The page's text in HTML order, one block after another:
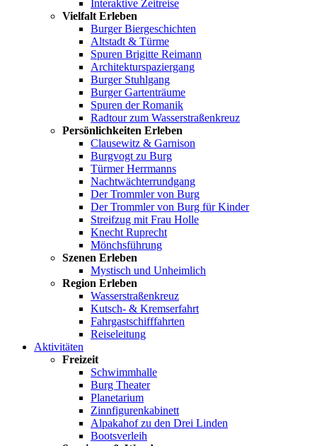
Interaktive Zeitreise
Vielfalt Erleben
Burger Biergeschichten
Altstadt & Türme
Spuren Brigitte Reimann
Architekturspaziergang
Burger Stuhlgang
Burger Gartenträume
Spuren der Romanik
Radtour zum Wasserstraßenkreuz
Persönlichkeiten Erleben
Clausewitz & Garnison
Burgvogt zu Burg
Türmer Herrmanns
Nachtwächterrundgang
Der Trommler von Burg
Der Trommler von Burg für Kinder
Streifzug mit Frau Holle
Knecht Ruprecht
Mönchsführung
Szenen Erleben
Mystisch und Unheimlich
Region Erleben
Wasserstraßenkreuz
Kutsch- & Kremserfahrt
Fahrgastschifffahrten
Reiseleitung
Aktivitäten
Freizeit
Schwimmhalle
Burg Theater
Planetarium
Zinnfigurenkabinett
Alpakahof zu den Drei Linden
Bootsverleih